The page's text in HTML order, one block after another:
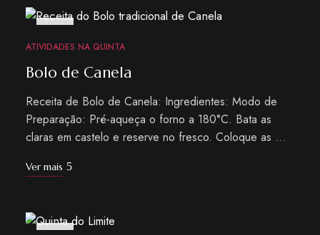
22
ATIVIDADES NA QUINTA
Bolo de Canela
Receita de Bolo de Canela: Ingredientes: Modo de
Preparação: Pré-aqueça o forno a 180°C. Bata as
claras em castelo e reserve no fresco. Coloque as …
Ver mais